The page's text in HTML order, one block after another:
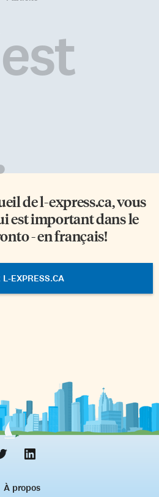
del-express.ca, vous
est important dans le
- en français!
L-EXPRESS.CA
À propos